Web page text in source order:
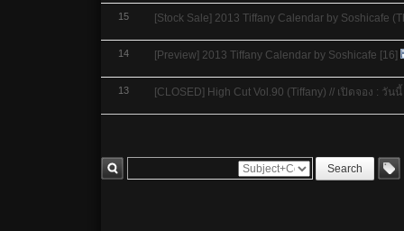
15 [Stock Sale] 2013 Tiffany Calendar by Soshicafe
14 [Preview] 2013 Tiffany Calendar by Soshicafe [16]
13 [CLOSED] High Cut Vol.90 (Tiffany) // เปิดจอง : วัน
Search